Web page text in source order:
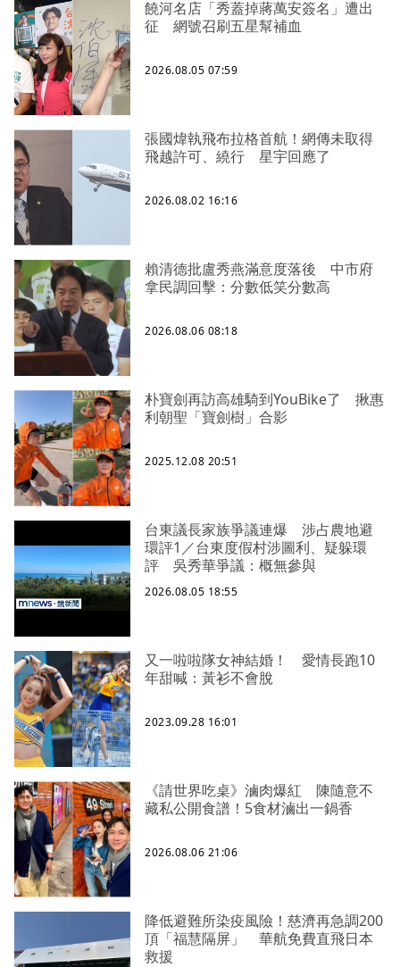
饒河名店「秀蓋掉蔣萬安簽名」遭出
征 網號召刷五星幫補血
2026.08.05 07:59
張國煒執飛布拉格首航！網傳未取得
飛越許可、繞行 星宇回應了
2026.08.02 16:16
賴清德批盧秀燕滿意度落後 中市府
拿民調回擊：分數低笑分數高
2026.08.06 08:18
朴寶劍再訪高雄騎到YouBike了 揪惠
利朝聖「寶劍樹」合影
2025.12.08 20:51
台東議長家族爭議連爆 涉占農地避
環評1／台東度假村涉圖利、疑躲環
評 吳秀華爭議：概無參與
2026.08.05 18:55
又一啦啦隊女神結婚！ 愛情長跑10
年甜喊：黃衫不會脫
2023.09.28 16:01
《請世界吃桌》滷肉爆紅 陳隨意不
藏私公開食譜！5食材滷出一鍋香
2026.08.06 21:06
降低避難所染疫風險！慈濟再急調200
頂「福慧隔屏」 華航免費直飛日本
救援